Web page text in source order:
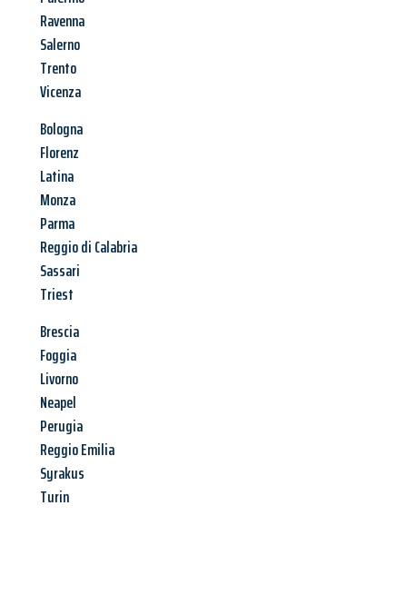
Ravenna
Salerno
Trento
Vicenza
Bologna
Florenz
Latina
Monza
Parma
Reggio di Calabria
Sassari
Triest
Brescia
Foggia
Livorno
Neapel
Perugia
Reggio Emilia
Syrakus
Turin